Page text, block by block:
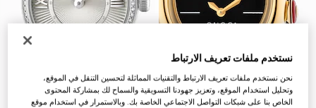
نستخدم ملفات تعريف الارتباط
نحن نستخدم ملفات تعريف الارتباط والتقنيات المماثلة لتحسين التنقل في الموقع،
وتحليل استخدام الموقع، وتعزيز جهودنا التسويقية والسماح لك بمشاركة المحتوى
الخاص بنا على شبكات التواصل الاجتماعي الخاصة بك. وبالاستمرار في استخدام موقع